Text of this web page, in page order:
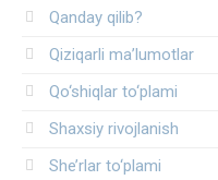
Qanday qilib?
Qiziqarli ma’lumotlar
Qo‘shiqlar to‘plami
Shaxsiy rivojlanish
She’rlar to‘plami